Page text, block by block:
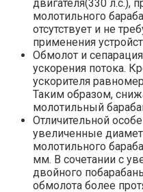
двигателя(330 л.с.),
молотильного
отсутствует и не
применения
Обмолот и
ускорения потока.
ускорителя
Таким образом,
молотильный
Отличительной
увеличенные
молотильного
мм. В сочетании с
двойного
обмолота более